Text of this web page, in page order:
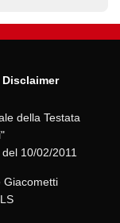
Disclaimer
della Testata
10/02/2011
Giacometti